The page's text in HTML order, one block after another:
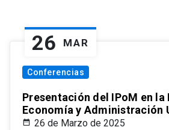
26 MAR
Conferencias
Presentación del IPoM en la
Economía y Administración
26 de Marzo de 2025